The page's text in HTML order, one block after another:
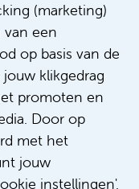
(marketing)
een
op basis van de
klikgedrag
promoten en
Door op
met het
jouw
instellingen'.